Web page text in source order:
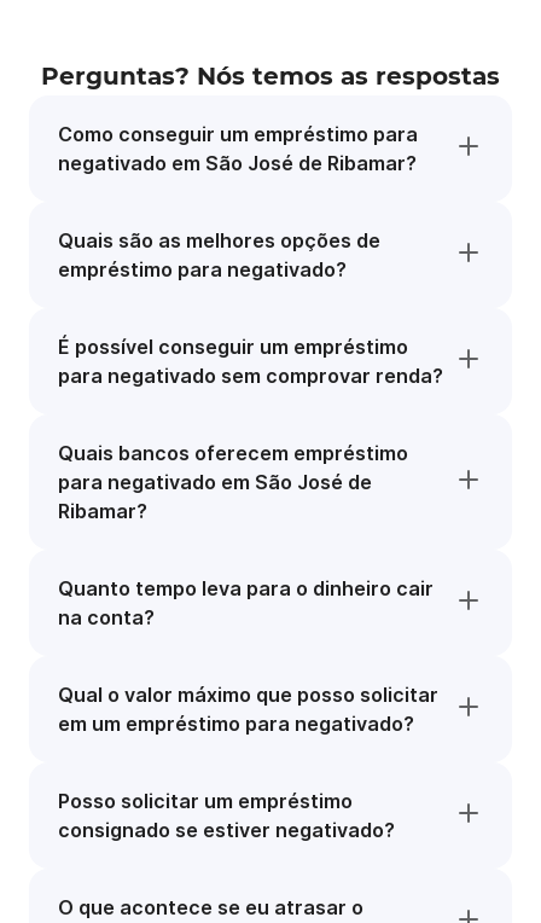
Perguntas? Nós temos as respostas
Como conseguir um empréstimo para
negativado em São José de Ribamar?
Quais são as melhores opções de
empréstimo para negativado?
É possível conseguir um empréstimo
para negativado sem comprovar renda?
Quais bancos oferecem empréstimo
para negativado em São José de
Ribamar?
Quanto tempo leva para o dinheiro cair
na conta?
Qual o valor máximo que posso solicitar
em um empréstimo para negativado?
Posso solicitar um empréstimo
consignado se estiver negativado?
O que acontece se eu atrasar o